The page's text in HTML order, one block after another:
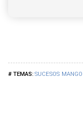
SUCESOS MANGO